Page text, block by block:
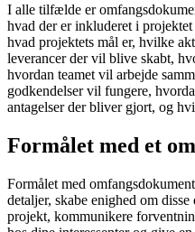
I alle tilfælde er
hvad der er inkluderet i
hvad projektets mål er, hvilke
leverancer der vil blive skabt,
hvordan teamet vil arbejde
godkendelser vil fungere,
antagelser der bliver gjort, og
Formålet med et
Formålet med
detaljer, skabe enighed om
projekt, kommunikere